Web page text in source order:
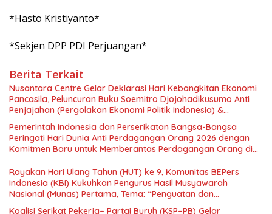
*Hasto Kristiyanto*
*Sekjen DPP PDI Perjuangan*
Berita Terkait
Nusantara Centre Gelar Deklarasi Hari Kebangkitan Ekonomi
Pancasila, Peluncuran Buku Soemitro Djojohadikusumo Anti
Penjajahan (Pergolakan Ekonomi Politik Indonesia) &
Simposium Nasional “Urgensi Undang-Undang Perekonomian
Nasional dan Kesejahteraan Sosial dalam Menata Bangsa
Menuju Indonesia Emas 2045”,
Pemerintah Indonesia dan Perserikatan Bangsa-Bangsa
Peringati Hari Dunia Anti Perdagangan Orang 2026 dengan
Komitmen Baru untuk Memberantas Perdagangan Orang di
Rayakan Hari Ulang Tahun (HUT) ke 9, Komunitas BEPers
Indonesia (KBI) Kukuhkan Pengurus Hasil Musyawarah
Nasional (Munas) Pertama, Tema: “Penguatan dan
Pengembangan Organisasi KBI yang Berbasis Riset di seluruh
Koalisi Serikat Pekerja– Partai Buruh (KSP–PB) Gelar